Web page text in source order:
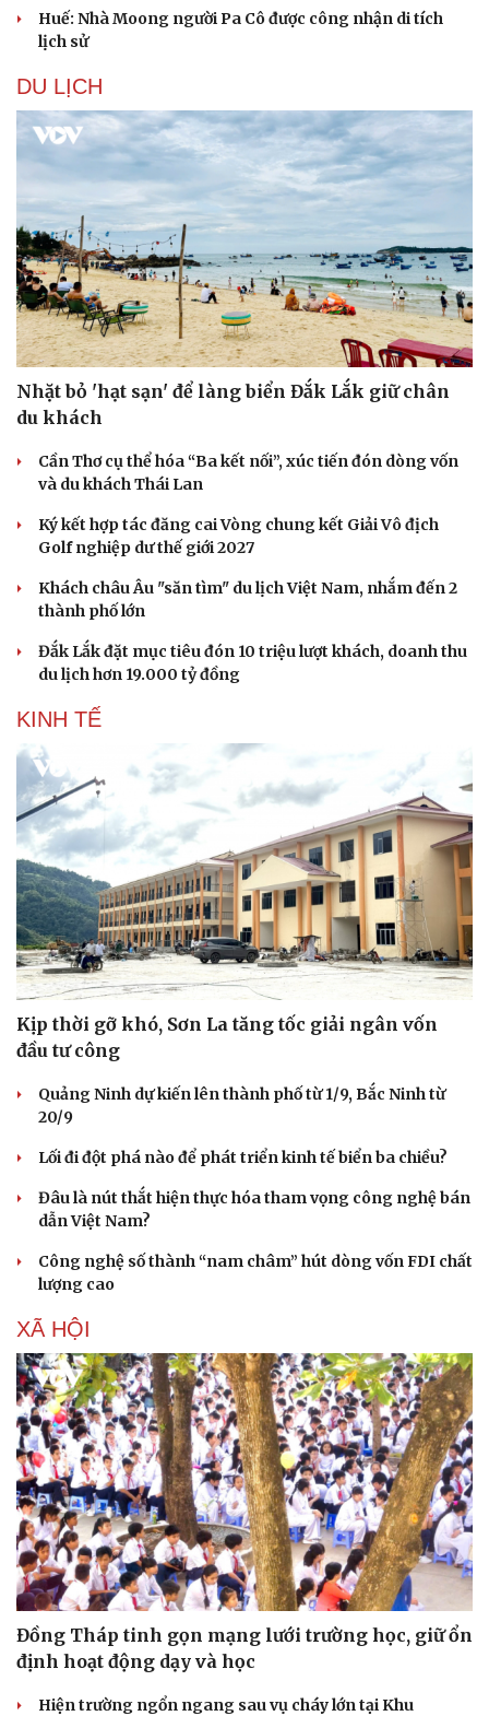
Du lịch
Tư vấn
Săn Tour
check-in
Podcast
Câu chuyện thời sự
Đọc truyện đêm khuya
Cửa sổ tình yêu
Kể chuyện cho bé
Hạt giống tâm hồn
Huế: Nhà Moong người Pa Cô được công nhận di tích
lịch sử
DU LỊCH
Nhặt bỏ 'hạt sạn' để làng biển Đắk Lắk giữ chân
du khách
Cần Thơ cụ thể hóa “Ba kết nối”, xúc tiến đón dòng vốn
và du khách Thái Lan
Ký kết hợp tác đăng cai Vòng chung kết Giải Vô địch
Golf nghiệp dư thế giới 2027
Khách châu Âu "săn tìm" du lịch Việt Nam, nhắm đến 2
thành phố lớn
Đắk Lắk đặt mục tiêu đón 10 triệu lượt khách, doanh thu
du lịch hơn 19.000 tỷ đồng
KINH TẾ
Kịp thời gỡ khó, Sơn La tăng tốc giải ngân vốn
đầu tư công
Quảng Ninh dự kiến lên thành phố từ 1/9, Bắc Ninh từ
20/9
Lối đi đột phá nào để phát triển kinh tế biển ba chiều?
Đâu là nút thắt hiện thực hóa tham vọng công nghệ bán
dẫn Việt Nam?
Công nghệ số thành “nam châm” hút dòng vốn FDI chất
lượng cao
XÃ HỘI
Đồng Tháp tinh gọn mạng lưới trường học, giữ ổn
định hoạt động dạy và học
Hiện trường ngổn ngang sau vụ cháy lớn tại Khu